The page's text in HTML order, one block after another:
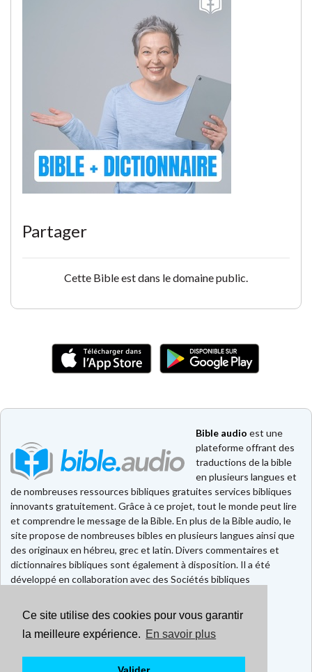
Ce site utilise des cookies pour vous garantir
la meilleure expérience. En savoir plus
Partager
Cette Bible est dans le domaine public.
Bible audio est une
plateforme offrant des
traductions de la bible
en plusieurs langues et
de nombreuses ressources bibliques gratuites services bibliques
innovants gratuitement. Grâce à ce projet, tout le monde peut lire
et comprendre le message de la Bible. En plus de la Bible audio, le
site propose de nombreuses bibles en plusieurs langues ainsi que
des originaux en hébreu, grec et latin. Divers commentaires et
dictionnaires bibliques sont également à disposition. Il a été
développé en collaboration avec des Sociétés bibliques
Faire un don
Contact